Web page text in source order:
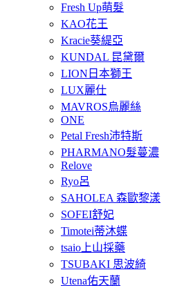
Fresh Up萌髮
KAO花王
Kracie葵緹亞
KUNDAL 昆黛爾
LION日本獅王
LUX麗仕
MAVROS烏麗絲
ONE
Petal Fresh沛特斯
PHARMANO髮蔓濃
Relove
Ryo呂
SAHOLEA 森歐黎漾
SOFEI舒妃
Timotei蒂沐蝶
tsaio上山採藥
TSUBAKI 思波綺
Utena佑天蘭